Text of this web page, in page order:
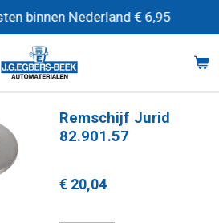
binnen Nederland € 6,95
Remschijf Jurid
82.901.57
€ 20,04